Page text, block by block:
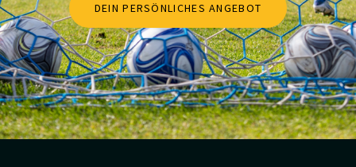
DEIN PERSÖNLICHES ANGEBOT